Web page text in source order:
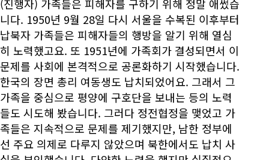
(진행자) 가족들은 피해자를 구하기 위해 정말 애썼습
니다. 1950년 9월 28일 다시 서울을 수복된 이후부터
납북자 가족들은 피해자들의 행방을 알기 위해 열심
히 노력했고요. 또 1951년에 가족회가 결성되면서 이
문제를 사회에 본격적으로 공론화하기 시작했습니다.
한국의 장면 총리 여동생도 납치되었어요. 그래서 그
가족을 중심으로 평양에 구호단을 보내는 등의 노력
들도 시도해 봤습니다. 그러다 정전협정을 맺었고 가
족들은 지속적으로 문제를 제기했지만, 남한 정부에
선 주요 의제로 다루지 않았으며 북한에서도 납치 사